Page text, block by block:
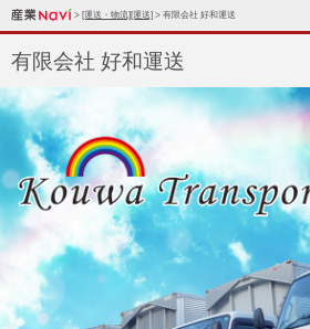
> [運送・物流][運送] > 有限会社 好和運送
有限会社 好和運送